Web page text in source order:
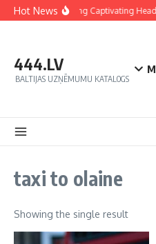
Hot NewsCrafting Captivating
444.LV
BALTIJAS UZŅĒMUMU KATALOGS
taxi to olaine
Showing the single result